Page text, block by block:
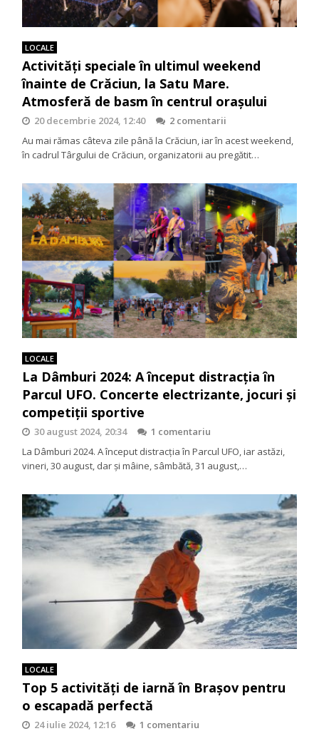
LOCALE
Activități speciale în ultimul weekend
înainte de Crăciun, la Satu Mare.
Atmosferă de basm în centrul orașului
20 decembrie 2024, 12:40
2 comentarii
Au mai rămas câteva zile până la Crăciun, iar în acest weekend,
în cadrul Târgului de Crăciun, organizatorii au pregătit…
LOCALE
La Dâmburi 2024: A început distracția în
Parcul UFO. Concerte electrizante, jocuri și
competiții sportive
30 august 2024, 20:34
1 comentariu
La Dâmburi 2024. A început distracția în Parcul UFO, iar astăzi,
vineri, 30 august, dar și mâine, sâmbătă, 31 august,…
LOCALE
Top 5 activități de iarnă în Brașov pentru
o escapadă perfectă
24 iulie 2024, 12:16 1 comentariu